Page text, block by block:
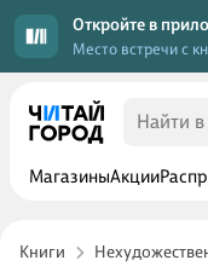
Откройте в
Место встречи с
МагазиныАкции
Книги